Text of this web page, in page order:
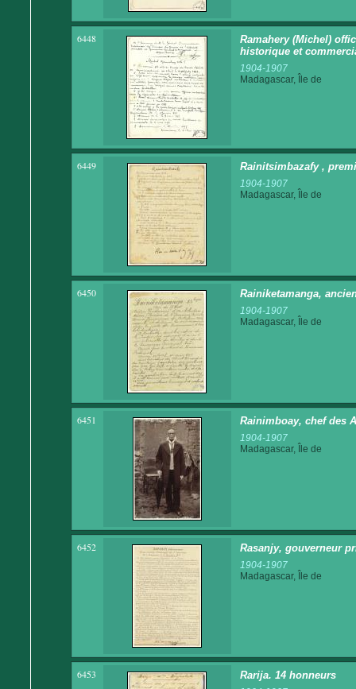
6448
Ramahery (Michel)
historique et
1904-1907
Madagascar, Île de
6449 Rainitsimbazafy ,
1904-1907
Madagascar, Île de
6450 Rainiketamanga,
1904-1907
Madagascar, Île de
6451 Rainimboay, chef des
1904-1907
Madagascar, Île de
6452 Rasanjy, gouverneur
1904-1907
Madagascar, Île de
6453 Rarija. 14 honneurs